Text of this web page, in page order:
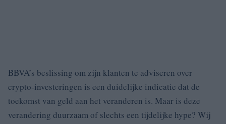
BBVA’s beslissing om zijn klanten te adviseren over
crypto-investeringen is een duidelijke indicatie dat de
toekomst van geld aan het veranderen is. Maar is deze
verandering duurzaam of slechts een tijdelijke hype? Wij